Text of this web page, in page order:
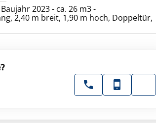
Baujahr 2023 - ca. 26 m3 -
2,40 m breit, 1,90 m hoch, Doppeltür,